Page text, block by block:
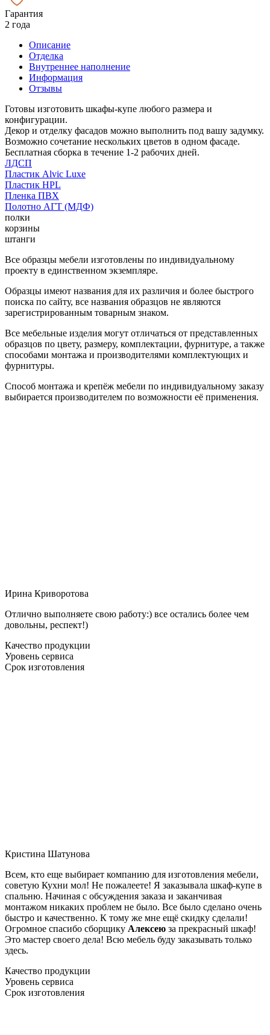
Гарантия
2 года
Описание
Отделка
Внутреннее наполнение
Информация
Отзывы
Готовы изготовить шкафы-купе любого размера и
конфигурации.
Декор и отделку фасадов можно выполнить под вашу задумку.
Возможно сочетание нескольких цветов в одном фасаде.
Бесплатная сборка в течение 1-2 рабочих дней.
ЛДСП
Пластик Alvic Luxe
Пластик HPL
Пленка ПВХ
Полотно АГТ (МДФ)
полки
корзины
штанги
Все образцы мебели изготовлены по индивидуальному
проекту в единственном экземпляре.
Образцы имеют названия для их различия и более быстрого
поиска по сайту, все названия образцов не являются
зарегистрированным товарным знаком.
Все мебельные изделия могут отличаться от представленных
образцов по цвету, размеру, комплектации, фурнитуре, а также
способами монтажа и производителями комплектующих и
фурнитуры.
Способ монтажа и крепёж мебели по индивидуальному заказу
выбирается производителем по возможности её применения.
Ирина Криворотова
Отлично выполняете свою работу:) все остались более чем
довольны, респект!)
Качество продукции
Уровень сервиса
Срок изготовления
Кристина Шатунова
Всем, кто еще выбирает компанию для изготовления мебели,
советую Кухни мол! Не пожалеете! Я заказывала шкаф-купе в
спальню. Начиная с обсуждения заказа и заканчивая
монтажом никаких проблем не было. Все было сделано очень
быстро и качественно. К тому же мне ещё скидку сделали!
Огромное спасибо сборщику Алексею за прекрасный шкаф!
Это мастер своего дела! Всю мебель буду заказывать только
здесь.
Качество продукции
Уровень сервиса
Срок изготовления